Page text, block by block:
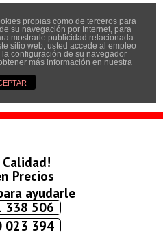
Inicio
somos
Calidad!
Precios
ayudarle
338 506
023 394
propias como de terceros para
su navegación por Internet, para
mostrarle publicidad relacionada
sitio web, usted accede al empleo
configuración de su navegador
más información en nuestra